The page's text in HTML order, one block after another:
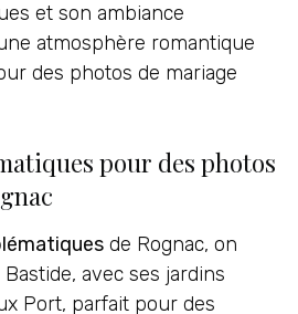
et son ambiance
atmosphère romantique
des photos de mariage
pour des photos
de Rognac, on
avec ses jardins
Port, parfait pour des